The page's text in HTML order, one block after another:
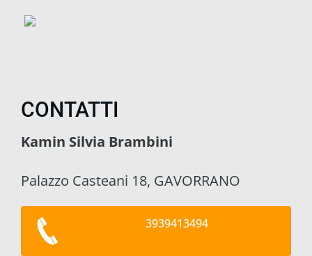
CONTATTI
Kamin Silvia Brambini
Palazzo Casteani 18, GAVORRANO
3939413494